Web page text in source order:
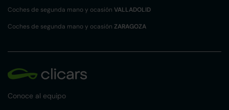
Coches de segunda mano y ocasión VALLADOLID
Coches de segunda mano y ocasión ZARAGOZA
Conoce al equipo